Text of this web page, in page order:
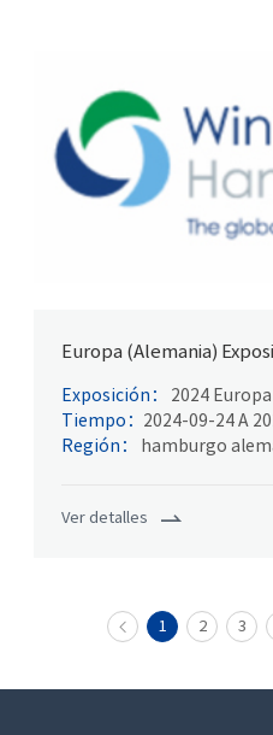
Europa (Alemania)
Exposición：
2024
de energía eólica de
Tiempo： 2024-09-24 A
Región：
hamburgo
Ver detalles
1 2 3